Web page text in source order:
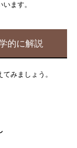
ます。
的に解説
みましょう。